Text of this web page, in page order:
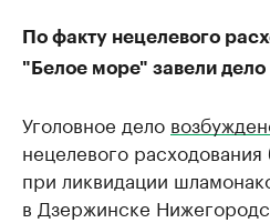
По факту нецелевого
"Белое море" завели дело
Уголовное дело
нецелевого
при ликвидации
в Дзержинске